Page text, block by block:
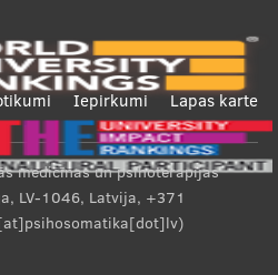
Iepirkumi Lapas karte
medicīnas un psihoterapijas
LV-1046, Latvija, +371